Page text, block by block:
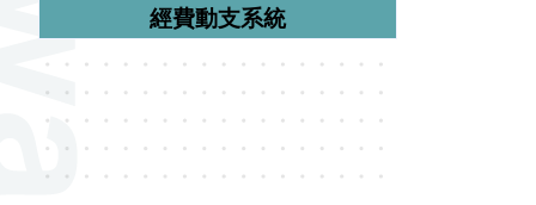
經費動支系統